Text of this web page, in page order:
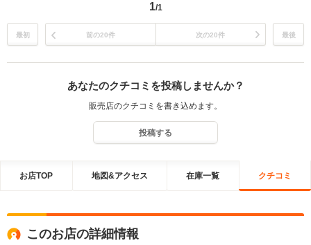
1/1
最初 前の20件 次の20件 最後
あなたのクチコミを投稿しませんか？
販売店のクチコミを書き込めます。
投稿する
お店TOP 地図&アクセス 在庫一覧 クチコミ
このお店の詳細情報